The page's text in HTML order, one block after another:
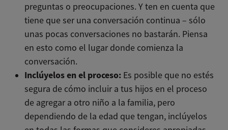
preguntas o preocupaciones. Y ten en cuenta que
tiene que ser una conversación continua – sólo
unas pocas conversaciones no bastarán. Piensa
en esto como el lugar donde comienza la
conversación.
Inclúyelos en el proceso: Es posible que no estés
segura de cómo incluir a tus hijos en el proceso
de agregar a otro niño a la familia, pero
dependiendo de la edad que tengan, inclúyelos